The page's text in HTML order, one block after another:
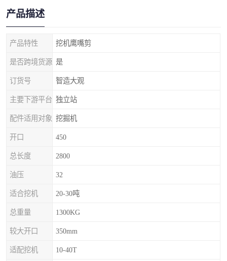
产品描述
产品特性 挖机鹰嘴剪
是否跨境货源 是
订货号 智造大观
主要下游平台 独立站
配件适用对象 挖掘机
开口 450
总长度 2800
油压 32
适合挖机 20-30吨
总重量 1300KG
较大开口 350mm
适配挖机 10-40T